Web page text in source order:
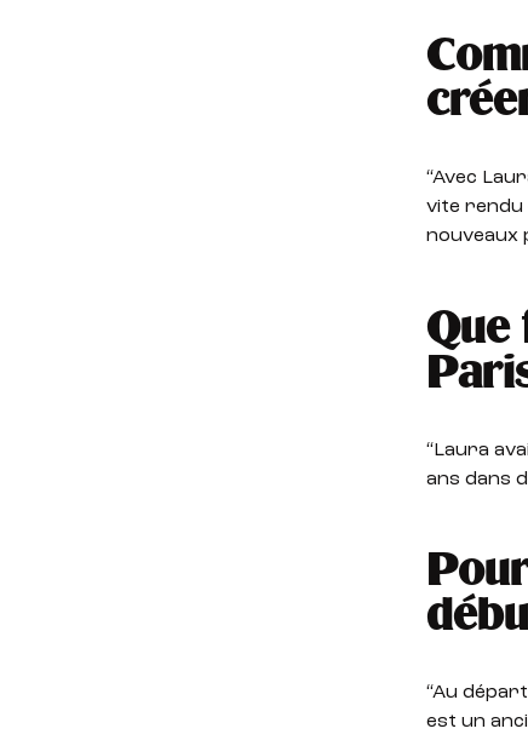
“Avec
vite rendu
nouveaux
Que
“Laura
ans dans
“Au
est un